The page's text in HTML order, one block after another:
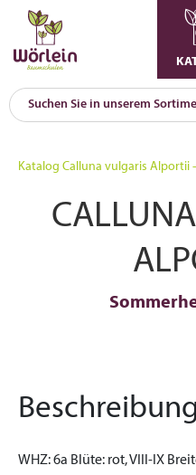
Katalog Calluna vulgaris Alportii
WHZ:6a Blüte: rot, VIII-IX